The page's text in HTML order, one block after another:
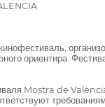
ориентира.
Mostra de